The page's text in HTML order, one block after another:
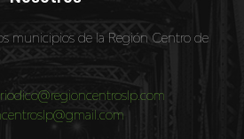
municipios de la Región Centro de